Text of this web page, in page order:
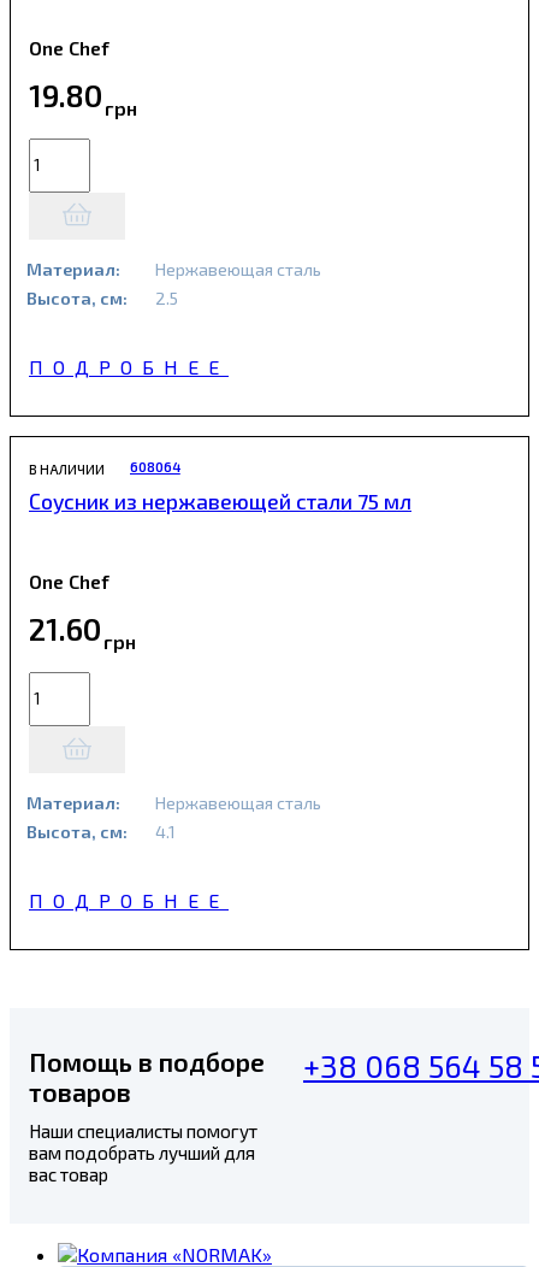
One Chef
19.80 грн
Материал:
Нержавеющая сталь
Высота, см:
2.5
ПОДРОБНЕЕ
В НАЛИЧИИ 608064
Соусник из нержавеющей стали 75 мл
One Chef
21.60 грн
Материал:
Нержавеющая сталь
Высота, см:
4.1
ПОДРОБНЕЕ
Помощь в подборе
товаров
Наши специалисты помогут
вам подобрать лучший для
вас товар
+38 068 564 58